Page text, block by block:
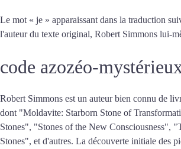
Le mot « je » apparaissant dans la traduction
l'auteur du texte original, Robert Simmons lui-
code azozéo-
Robert Simmons est un auteur bien connu de
dont "Moldavite: Starborn Stone of
Stones", "Stones of the New Consciousness",
Stones", et d'autres. La découverte initiale des